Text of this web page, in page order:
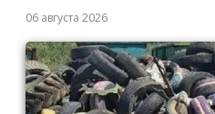
06 августа 2026